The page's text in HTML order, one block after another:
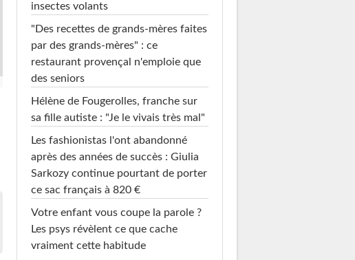
insectes volants
"Des recettes de grands-mères faites
par des grands-mères" : ce
restaurant provençal n'emploie que
des seniors
Hélène de Fougerolles, franche sur
sa fille autiste : "Je le vivais très mal"
Les fashionistas l'ont abandonné
après des années de succès : Giulia
Sarkozy continue pourtant de porter
ce sac français à 820 €
Votre enfant vous coupe la parole ?
Les psys révèlent ce que cache
vraiment cette habitude